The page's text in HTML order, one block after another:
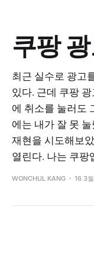
쿠팡
최근 실수로 광고
있다. 근데 쿠팡
에 취소를 눌러도
에는 내가 잘 못
재현을 시도해보
열린다. 나는 쿠팡
WONCHUL KANG 16 3